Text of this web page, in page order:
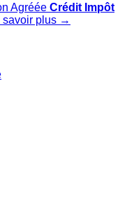
Agréée Crédit Impôt
savoir plus →